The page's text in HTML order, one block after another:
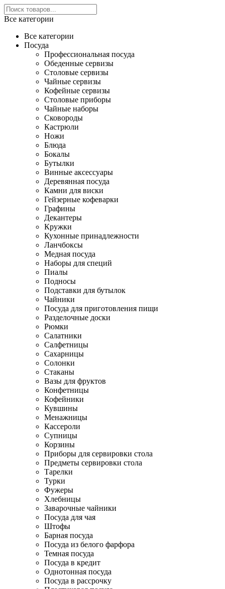
Все категории
Все категории
Посуда
Профессиональная посуда
Обеденные сервизы
Столовые сервизы
Чайные сервизы
Кофейные сервизы
Столовые приборы
Чайные наборы
Сковороды
Кастрюли
Ножи
Блюда
Бокалы
Бутылки
Винные аксессуары
Деревянная посуда
Камни для виски
Гейзерные кофеварки
Графины
Декантеры
Кружки
Кухонные принадлежности
Ланчбоксы
Медная посуда
Наборы для специй
Пиалы
Подносы
Подставки для бутылок
Чайники
Посуда для приготовления пищи
Разделочные доски
Рюмки
Салатники
Салфетницы
Сахарницы
Солонки
Стаканы
Вазы для фруктов
Конфетницы
Кофейники
Кувшины
Менажницы
Кассероли
Супницы
Корзины
Приборы для сервировки стола
Предметы сервировки стола
Тарелки
Турки
Фужеры
Хлебницы
Заварочные чайники
Посуда для чая
Штофы
Барная посуда
Посуда из белого фарфора
Темная посуда
Посуда в кредит
Однотонная посуда
Посуда в рассрочку